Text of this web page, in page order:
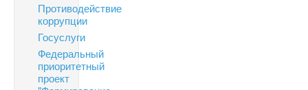
Противодействие
коррупции
Госуслуги
Федеральный
приоритетный
проект